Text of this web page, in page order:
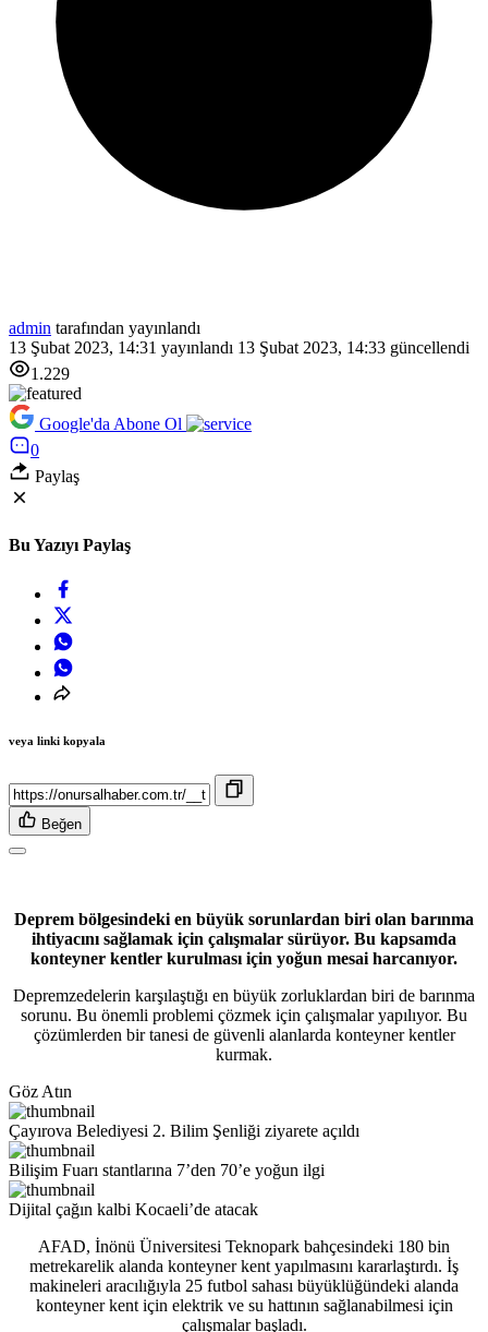
admin tarafından yayınlandı
13 Şubat 2023, 14:31 yayınlandı 13 Şubat 2023, 14:33 güncellendi
1.229
Google'da Abone Ol
0
Paylaş
Bu Yazıyı Paylaş
veya linki kopyala
Beğen
Deprem bölgesindeki en büyük sorunlardan biri olan barınma
ihtiyacını sağlamak için çalışmalar sürüyor. Bu kapsamda
konteyner kentler kurulması için yoğun mesai harcanıyor.
Depremzedelerin karşılaştığı en büyük zorluklardan biri de barınma
sorunu. Bu önemli problemi çözmek için çalışmalar yapılıyor. Bu
çözümlerden bir tanesi de güvenli alanlarda konteyner kentler
kurmak.
Göz Atın
Çayırova Belediyesi 2. Bilim Şenliği ziyarete açıldı
Bilişim Fuarı stantlarına 7’den 70’e yoğun ilgi
Dijital çağın kalbi Kocaeli’de atacak
AFAD, İnönü Üniversitesi Teknopark bahçesindeki 180 bin
metrekarelik alanda konteyner kent yapılmasını kararlaştırdı. İş
makineleri aracılığıyla 25 futbol sahası büyüklüğündeki alanda
konteyner kent için elektrik ve su hattının sağlanabilmesi için
çalışmalar başladı.